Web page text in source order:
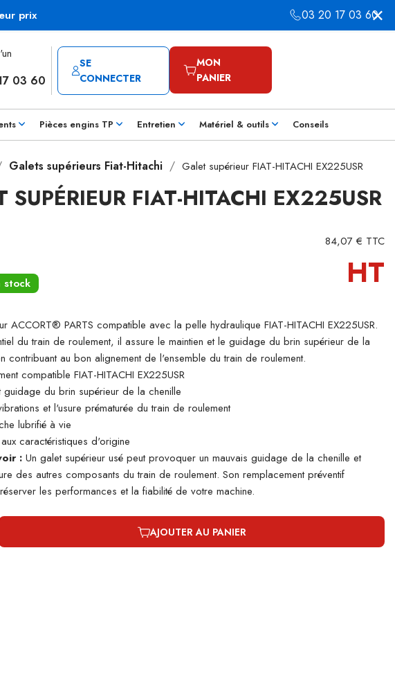
prix 03 20 17 03 60
03 60
SE
CONNECTER
MON
PANIER
Pièces engins TP Entretien Matériel & outils Conseils
Galets supérieurs Fiat-Hitachi Galet supérieur FIAT-HITACHI EX225USR
SUPÉRIEUR FIAT-HITACHI EX225USR
84,07 € TTC
stock HT
ACCORT® PARTS compatible avec la pelle hydraulique FIAT-HITACHI EX225USR.
du train de roulement, il assure le maintien et le guidage du brin supérieur de la
contribuant au bon alignement de l'ensemble du train de roulement.
compatible FIAT-HITACHI EX225USR
guidage du brin supérieur de la chenille
et l'usure prématurée du train de roulement
lubrifié à vie
caractéristiques d'origine
: Un galet supérieur usé peut provoquer un mauvais guidage de la chenille et
des autres composants du train de roulement. Son remplacement préventif
les performances et la fiabilité de votre machine.
AJOUTER AU PANIER